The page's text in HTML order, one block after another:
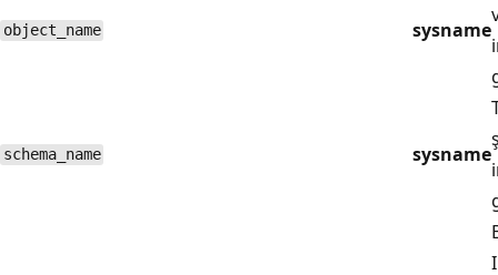
object_name sysname
schema_name sysname